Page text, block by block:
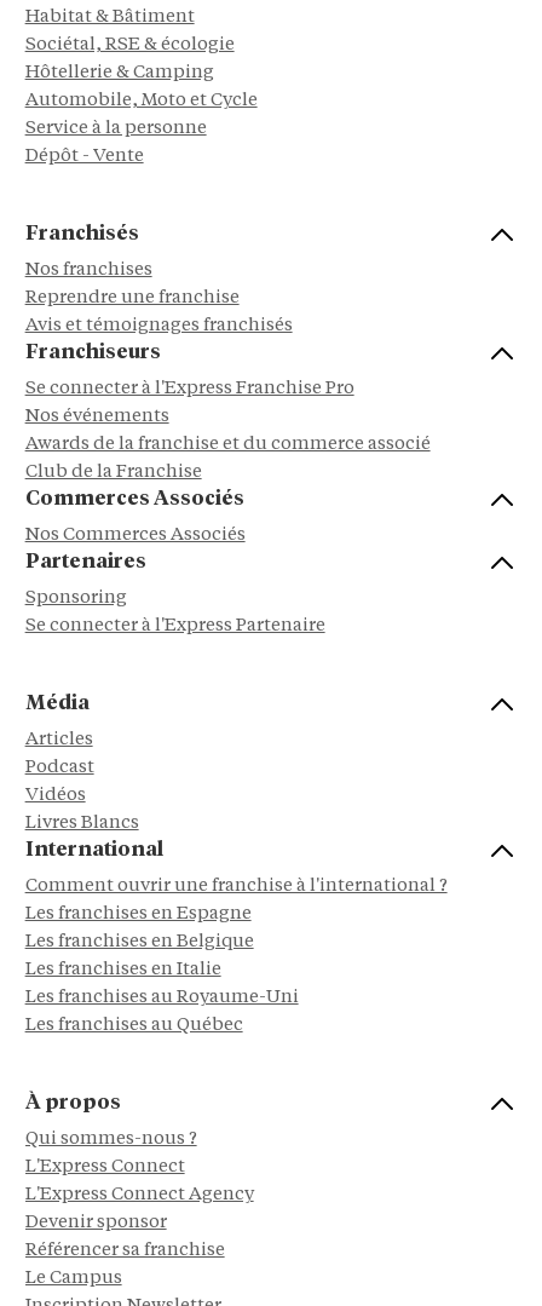
Habitat & Bâtiment
Sociétal, RSE & écologie
Hôtellerie & Camping
Automobile, Moto et Cycle
Service à la personne
Dépôt - Vente
Franchisés
Nos franchises
Reprendre une franchise
Avis et témoignages franchisés
Franchiseurs
Se connecter à l'Express Franchise Pro
Nos événements
Awards de la franchise et du commerce associé
Club de la Franchise
Commerces Associés
Nos Commerces Associés
Partenaires
Sponsoring
Se connecter à l'Express Partenaire
Média
Articles
Podcast
Vidéos
Livres Blancs
International
Comment ouvrir une franchise à l'international ?
Les franchises en Espagne
Les franchises en Belgique
Les franchises en Italie
Les franchises au Royaume-Uni
Les franchises au Québec
À propos
Qui sommes-nous ?
L'Express Connect
L'Express Connect Agency
Devenir sponsor
Référencer sa franchise
Le Campus